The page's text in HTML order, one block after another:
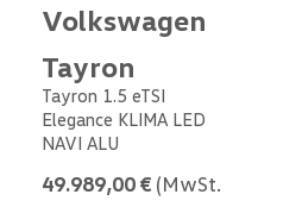
Volkswagen
Tayron
Tayron 1.5 eTSI
Elegance KLIMA LED
NAVI ALU
49.989,00 € (MwSt.